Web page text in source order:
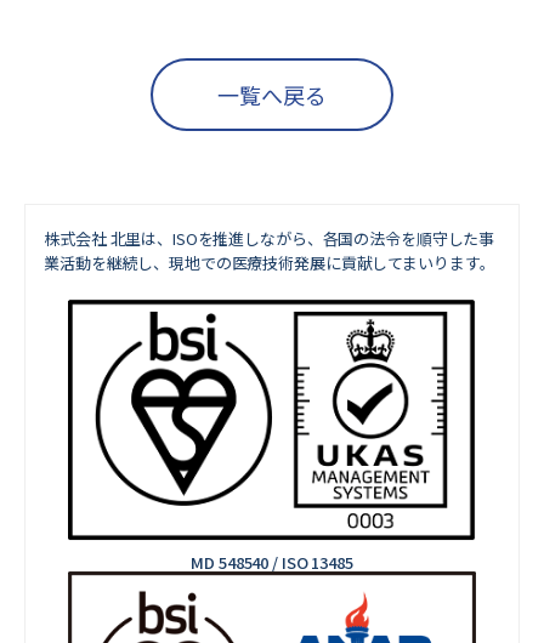
一覧へ戻る
株式会社 北里は、ISOを推進しながら、 各国の法令を順守した事
業活動を継続し、現地での医療技術発展に貢献してまいります。
MD 548540 / ISO 13485